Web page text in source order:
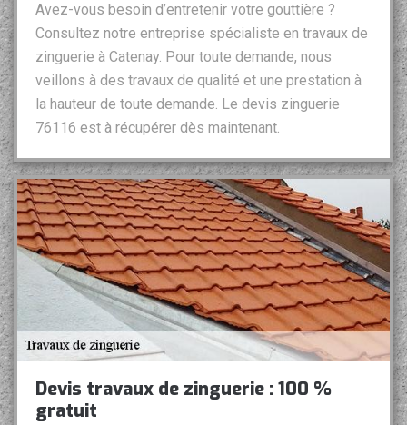
Avez-vous besoin d’entretenir votre gouttière ?
Consultez notre entreprise spécialiste en travaux de
zinguerie à Catenay. Pour toute demande, nous
veillons à des travaux de qualité et une prestation à
la hauteur de toute demande. Le devis zinguerie
76116 est à récupérer dès maintenant.
Devis travaux de zinguerie : 100 %
gratuit